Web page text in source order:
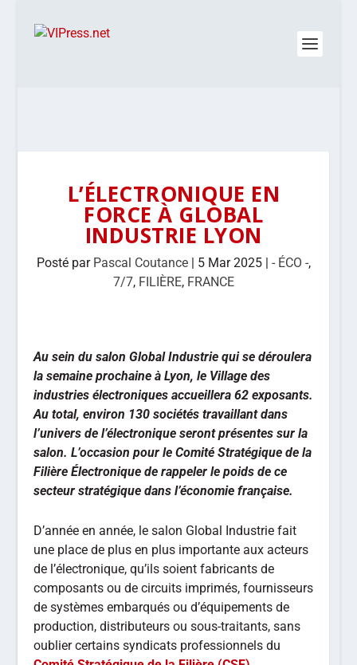
L’ÉLECTRONIQUE EN
FORCE À GLOBAL
INDUSTRIE LYON
Posté par Pascal Coutance| 5 Mar 2025| - ÉCO -,
7/7, FILIÈRE, FRANCE
Au sein du salon Global Industrie qui se déroulera
la semaine prochaine à Lyon, le Village des
industries électroniques accueillera 62 exposants.
Au total, environ 130 sociétés travaillant dans
l’univers de l’électronique seront présentes sur la
salon. L’occasion pour le Comité Stratégique de la
Filière Électronique de rappeler le poids de ce
secteur stratégique dans l’économie française.
D’année en année, le salon Global Industrie fait
une place de plus en plus importante aux acteurs
de l’électronique, qu’ils soient fabricants de
composants ou de circuits imprimés, fournisseurs
de systèmes embarqués ou d’équipements de
production, distributeurs ou sous-traitants, sans
oublier certains syndicats professionnels du